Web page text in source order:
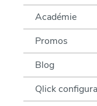
Académie
Promos
Blog
Qlick